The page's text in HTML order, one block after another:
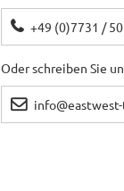
+49 (0)7731 /
Oder schreiben Sie